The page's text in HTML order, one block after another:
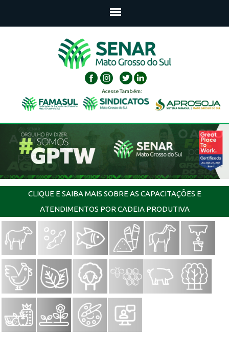
Acesse Também:
CLIQUE E SAIBA MAIS SOBRE AS CAPACITAÇÕES E
ATENDIMENTOS POR CADEIA PRODUTIVA